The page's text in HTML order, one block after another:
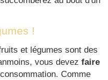
!
et légumes sont des
vous devez faire
Comme